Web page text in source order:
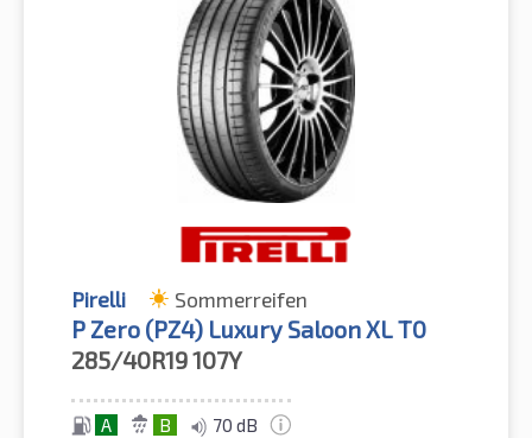
Pirelli Sommerreifen
P Zero (PZ4) Luxury Saloon XL T0
285/40R19107Y
A B 70 dB